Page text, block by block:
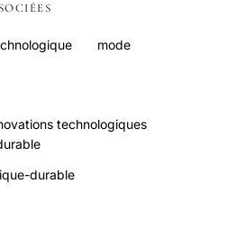
mode
technologiques
durable